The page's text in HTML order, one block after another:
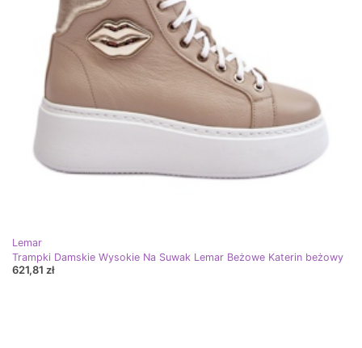
Lemar
Trampki Damskie Wysokie Na Suwak Lemar Beżowe Katerin beżowy
621,81 zł